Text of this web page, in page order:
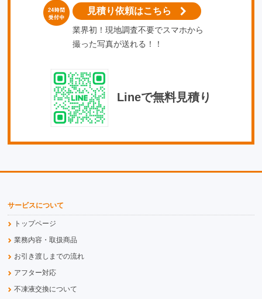
見積り依頼はこちら
業界初！現地調査不要でスマホから
撮った写真が送れる！！
Lineで無料見積り
サービスについて
トップページ
業務内容・取扱商品
お引き渡しまでの流れ
アフター対応
不凍液交換について